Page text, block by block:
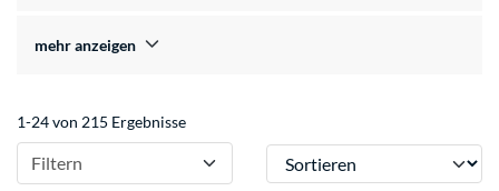
mehr anzeigen
1-24 von 215 Ergebnisse
Filtern Sortieren